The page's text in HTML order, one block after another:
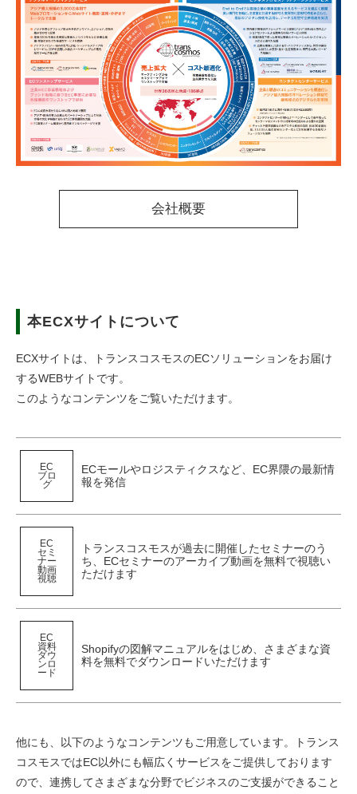
会社概要
本ECXサイトについて
ECXサイトは、トランスコスモスのECソリューションをお届け
するWEBサイトです。
このようなコンテンツをご覧いただけます。
EC
ブロ
グ
ECモールやロジスティクスなど、EC界隈の最新情
報を発信
EC
セミ
ナー
動画
視聴
トランスコスモスが過去に開催したセミナーのう
ち、ECセミナーのアーカイブ動画を無料で視聴い
ただけます
EC
資料
ダウ
ンロ
ード
Shopifyの図解マニュアルをはじめ、さまざまな資
料を無料でダウンロードいただけます
他にも、以下のようなコンテンツもご用意しています。トランス
コスモスではEC以外にも幅広くサービスをご提供しております
ので、連携してさまざまな分野でビジネスのご支援ができること